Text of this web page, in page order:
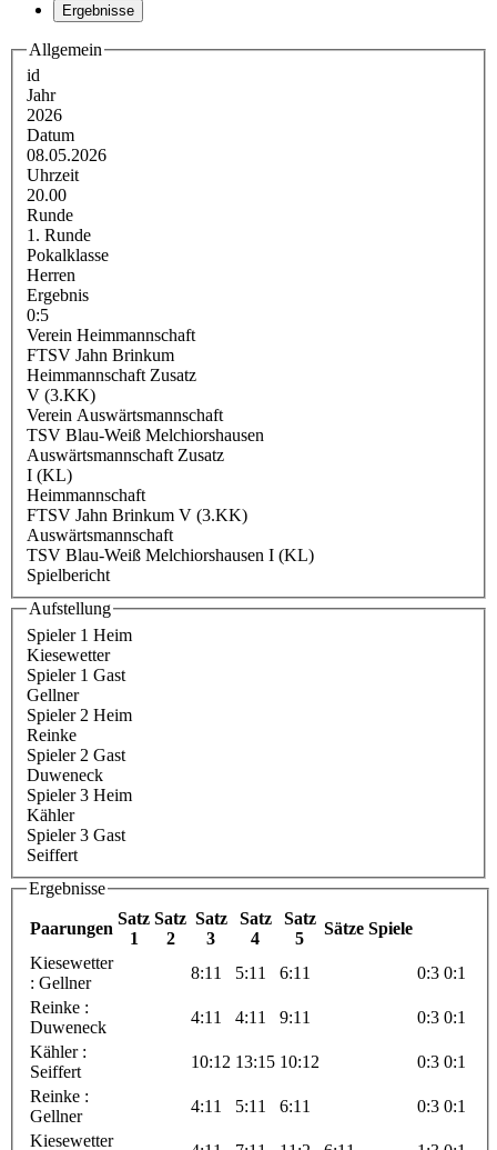
Ergebnisse
Allgemein
id
Jahr
2026
Datum
08.05.2026
Uhrzeit
20.00
Runde
1. Runde
Pokalklasse
Herren
Ergebnis
0:5
Verein Heimmannschaft
FTSV Jahn Brinkum
Heimmannschaft Zusatz
V (3.KK)
Verein Auswärtsmannschaft
TSV Blau-Weiß Melchiorshausen
Auswärtsmannschaft Zusatz
I (KL)
Heimmannschaft
FTSV Jahn Brinkum V (3.KK)
Auswärtsmannschaft
TSV Blau-Weiß Melchiorshausen I (KL)
Spielbericht
Aufstellung
Spieler 1 Heim
Kiesewetter
Spieler 1 Gast
Gellner
Spieler 2 Heim
Reinke
Spieler 2 Gast
Duweneck
Spieler 3 Heim
Kähler
Spieler 3 Gast
Seiffert
Ergebnisse
Paarungen
Satz
1
Satz
2
Satz
3
Satz
4
Satz
5
Sätze Spiele
Kiesewetter
: Gellner
8:11 5:11 6:11 0:3 0:1
Reinke :
Duweneck
4:11 4:11 9:11 0:3 0:1
Kähler :
Seiffert
10:12 13:15 10:12 0:3 0:1
Reinke :
Gellner
4:11 5:11 6:11 0:3 0:1
Kiesewetter